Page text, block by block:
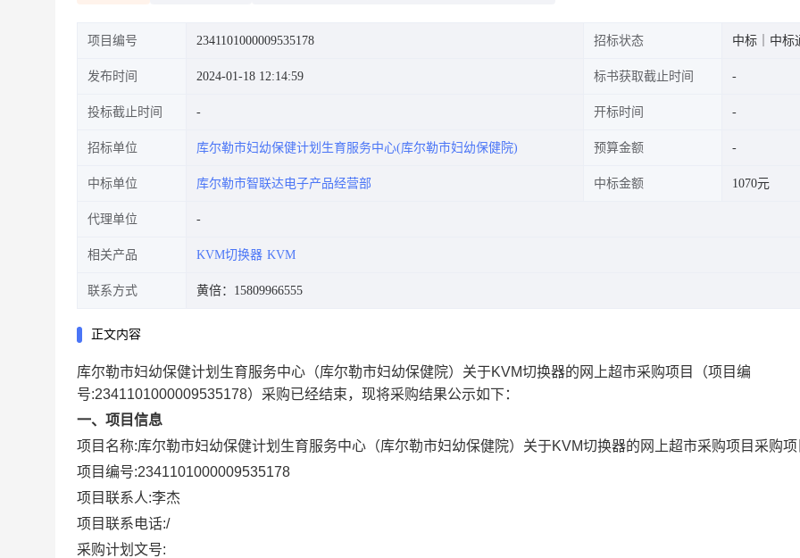
项目编号 2341101000009535178 招标状态 中标｜中标
发布时间 2024-01-18 12:14:59 标书获取截止时间
投标截止时间 开标时间
招标单位 库尔勒市妇幼保健计划生育服务中心(库尔勒市妇幼保健院) 预算金额
中标单位 库尔勒市智联达电子产品经营部 中标金额 1070元
代理单位
相关产品 KVM切换器 KVM
联系方式 黄倍：15809966555
正文内容
库尔勒市妇幼保健计划生育服务中心（库尔勒市妇幼保健院）关于KVM切换器的网上超市采购项目
（项目编
号:2341101000009535178）采购已经结束，现将采购结果公示如下：
一、项目信息
项目名称:库尔勒市妇幼保健计划生育服务中心（库尔勒市妇幼保健院）关于KVM切换器的网上超市采购项目 采购
项目编号:2341101000009535178
项目联系人:李杰
项目联系电话:/
采购计划文号: